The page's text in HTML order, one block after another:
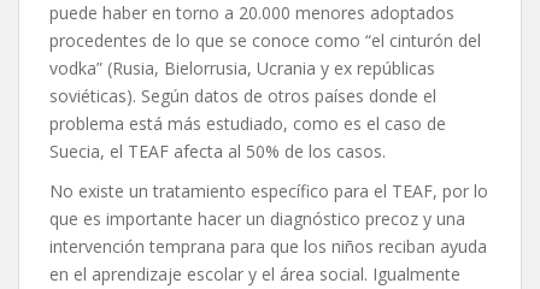
puede haber en torno a 20.000 menores adoptados
procedentes de lo que se conoce como “el cinturón del
vodka” (Rusia, Bielorrusia, Ucrania y ex repúblicas
soviéticas). Según datos de otros países donde el
problema está más estudiado, como es el caso de
Suecia, el TEAF afecta al 50% de los casos.
No existe un tratamiento específico para el TEAF, por lo
que es importante hacer un diagnóstico precoz y una
intervención temprana para que los niños reciban ayuda
en el aprendizaje escolar y el área social. Igualmente